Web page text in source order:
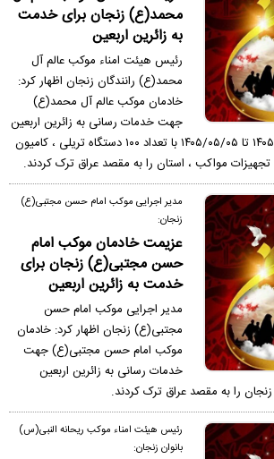
محمد(ع) زنجان برای خدمت
به زائرین اربعین
رئیس هیئت امناء موکب عالم آل
محمد(ع) رانندگان زنجان اظهار کرد:
خادمان موکب عالم آل محمد(ع)
جهت خدمات رسانی به زائرین اربعین
از صبح روز جمعه ۱۴۰۵/۰۵/۰۲ تا ۱۴۰۵/۰۵/۰۵ با تعداد ۱۰۰ دستگاه تریلی ، کامیون
مواکب ، استان را به مقصد عراق ترک کردند.
مدیر اجرایی موکب امام حسن مجتبی(ع)
زنجان:
عزیمت خادمان موکب امام
حسن مجتبی(ع) زنجان برای
خدمت به زائرین اربعین
مدیر اجرایی موکب امام حسن
مجتبی(ع) زنجان اظهار کرد: خادمان
موکب امام حسن مجتبی(ع) جهت
خدمات رسانی به زائرین اربعین
رئیس هیئت امناء موکب ریحانه النبی(س)
بانوان زنجان: